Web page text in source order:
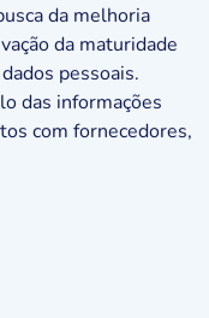
da melhoria
da maturidade
pessoais.
das informações
com fornecedores,